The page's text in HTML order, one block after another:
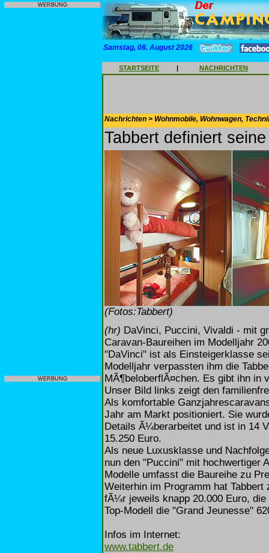
WERBUNG
WERBUNG
Samstag, 08. August 2026
STARTSEITE | NACHRICHTEN
Nachrichten > Wohnmobile, Wohnwagen,
Tabbert definiert
(Fotos:Tabbert)
(hr) DaVinci, Puccini, Vivaldi - mit
Caravan-Baureihen im Modelljahr
"DaVinci" ist als Einsteigerklasse
Modelljahr verpassten ihm die
MÃ¶beloberflÃ¤chen. Es gibt ihn in
Unser Bild links zeigt den
Als komfortable
Jahr am Markt positioniert. Sie
Details Ã¼berarbeitet und ist in 14
15.250 Euro.
Als neue Luxusklasse und
nun den "Puccini" mit hochwertiger
Modelle umfasst die Baureihe zu
Weiterhin im Programm hat
fÃ¼r jeweils knapp 20.000 Euro,
Top-Modell die "Grand Jeunesse"
Infos im Internet:
www.tabbert.de